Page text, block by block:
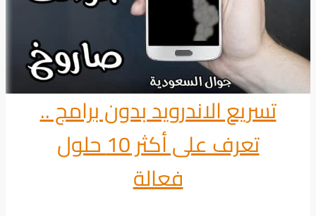
تسريع الاندرويد بدون برامج ..
تعرف على أكثر 10 حلول
فعالة